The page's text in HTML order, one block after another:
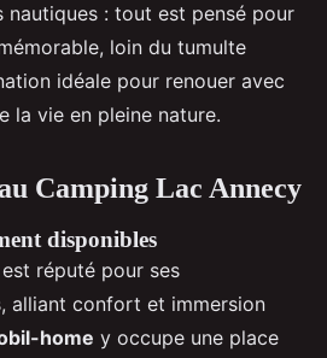
nautiques : tout est pensé pour
loin du tumulte
idéale pour renouer avec
la vie en pleine nature.
Camping Lac Annecy
disponibles
est réputé pour ses
alliant confort et immersion
home y occupe une place